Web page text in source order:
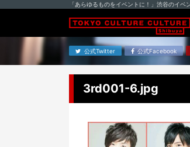
「あらゆるものをイベントに！」渋谷のイ
公式Twitter 公式Facebook
3rd001-6.jpg